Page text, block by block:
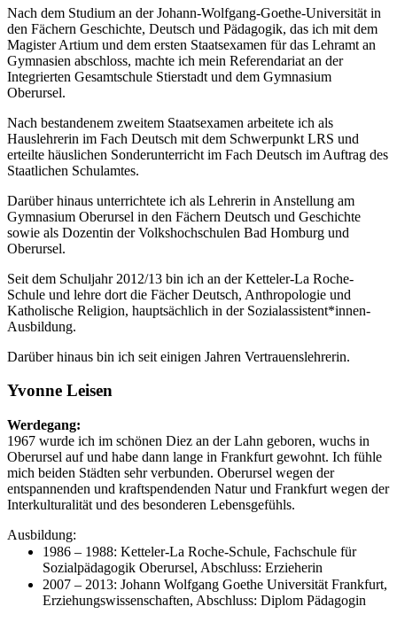
Nach dem Studium an der Johann-Wolfgang-Goethe-Universität in
den Fächern Geschichte, Deutsch und Pädagogik, das ich mit dem
Magister Artium und dem ersten Staatsexamen für das Lehramt an
Gymnasien abschloss, machte ich mein Referendariat an der
Integrierten Gesamtschule Stierstadt und dem Gymnasium
Oberursel.
Nach bestandenem zweitem Staatsexamen arbeitete ich als
Hauslehrerin im Fach Deutsch mit dem Schwerpunkt LRS und
erteilte häuslichen Sonderunterricht im Fach Deutsch im Auftrag des
Staatlichen Schulamtes.
Darüber hinaus unterrichtete ich als Lehrerin in Anstellung am
Gymnasium Oberursel in den Fächern Deutsch und Geschichte
sowie als Dozentin der Volkshochschulen Bad Homburg und
Oberursel.
Seit dem Schuljahr 2012/13 bin ich an der Ketteler-La Roche-
Schule und lehre dort die Fächer Deutsch, Anthropologie und
Katholische Religion, hauptsächlich in der Sozialassistent*innen-
Ausbildung.
Darüber hinaus bin ich seit einigen Jahren Vertrauenslehrerin.
Yvonne Leisen
Werdegang:
1967 wurde ich im schönen Diez an der Lahn geboren, wuchs in
Oberursel auf und habe dann lange in Frankfurt gewohnt. Ich fühle
mich beiden Städten sehr verbunden. Oberursel wegen der
entspannenden und kraftspendenden Natur und Frankfurt wegen der
Interkulturalität und des besonderen Lebensgefühls.
Ausbildung:
1986 – 1988: Ketteler-La Roche-Schule, Fachschule für
Sozialpädagogik Oberursel, Abschluss: Erzieherin
2007 – 2013: Johann Wolfgang Goethe Universität Frankfurt,
Erziehungswissenschaften, Abschluss: Diplom Pädagogin